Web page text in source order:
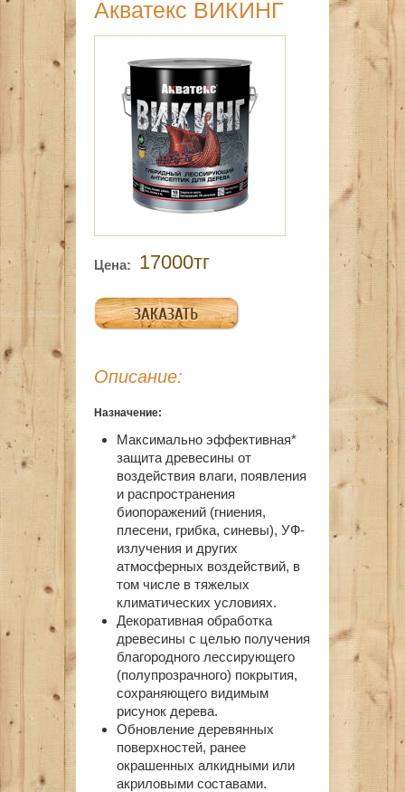
Акватекс ВИКИНГ
Цена: 17000тг
Описание:
Назначение:
Максимально эффективная*
защита древесины от
воздействия влаги, появления
и распространения
биопоражений (гниения,
плесени, грибка, синевы), УФ-
излучения и других
атмосферных воздействий, в
том числе в тяжелых
климатических условиях.
Декоративная обработка
древесины с целью получения
благородного лессирующего
(полупрозрачного) покрытия,
сохраняющего видимым
рисунок дерева.
Обновление деревянных
поверхностей, ранее
окрашенных алкидными или
акриловыми составами.